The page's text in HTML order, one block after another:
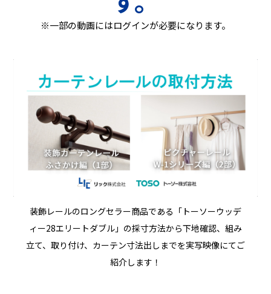
※一部の動画にはログインが必要になります。
装飾レールのロングセラー商品である「トーソーウッデ
ィー28エリートダブル」の採寸方法から下地確認、組み
立て、取り付け、カーテン寸法出しまでを実写映像にてご
紹介します！